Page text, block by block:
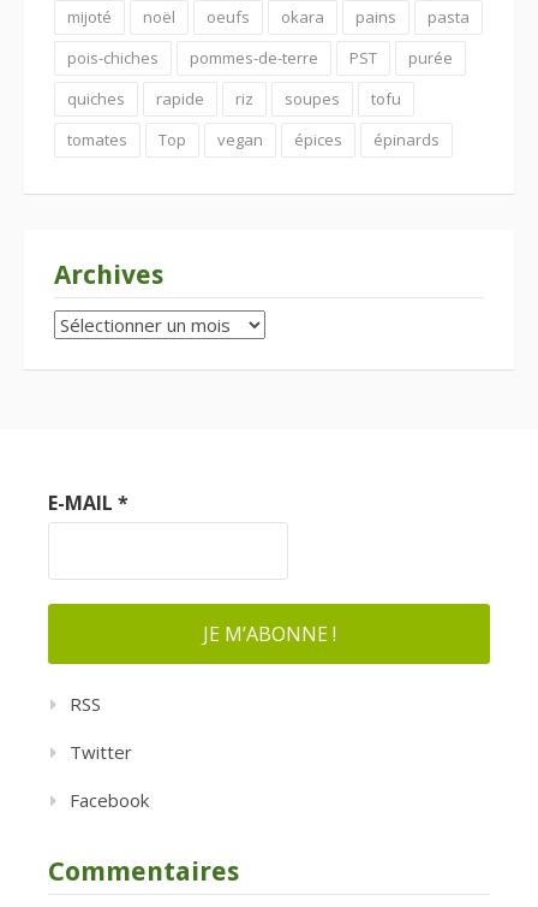
mijoté
noël oeufs okara pains
pasta
pois-chiches
pommes-de-terre PST
purée
quiches
rapide riz soupes
tofu
tomates
Top vegan épices épinards
Archives
Archives
E-MAIL *
RSS
Twitter
Facebook
Commentaires